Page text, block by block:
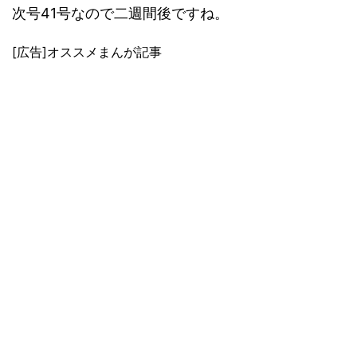
次号41号なので二週間後ですね。
[広告]オススメまんが記事